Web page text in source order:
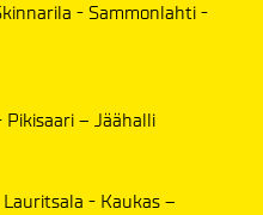
- Sammonlahti -
Pikisaari – Jäähalli
- Kaukas –